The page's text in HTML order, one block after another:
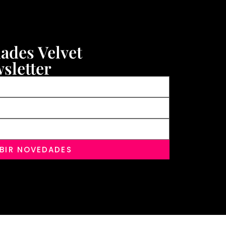
Velvet
NOVEDADES